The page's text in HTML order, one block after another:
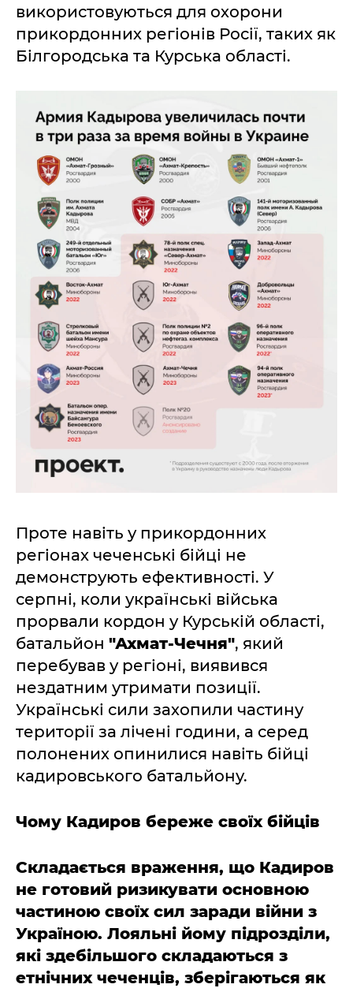
використовуються для охорони
прикордонних регіонів Росії, таких як
Білгородська та Курська області.
Проте навіть у прикордонних
регіонах чеченські бійці не
демонструють ефективності. У
серпні, коли українські війська
прорвали кордон у Курській області,
батальйон "Ахмат-Чечня", який
перебував у регіоні, виявився
нездатним утримати позиції.
Українські сили захопили частину
території за лічені години, а серед
полонених опинилися навіть бійці
кадировського батальйону.
Чому Кадиров береже своїх бійців
Складається враження, що Кадиров
не готовий ризикувати основною
частиною своїх сил заради війни з
Україною. Лояльні йому підрозділи,
які здебільшого складаються з
етнічних чеченців, зберігаються як